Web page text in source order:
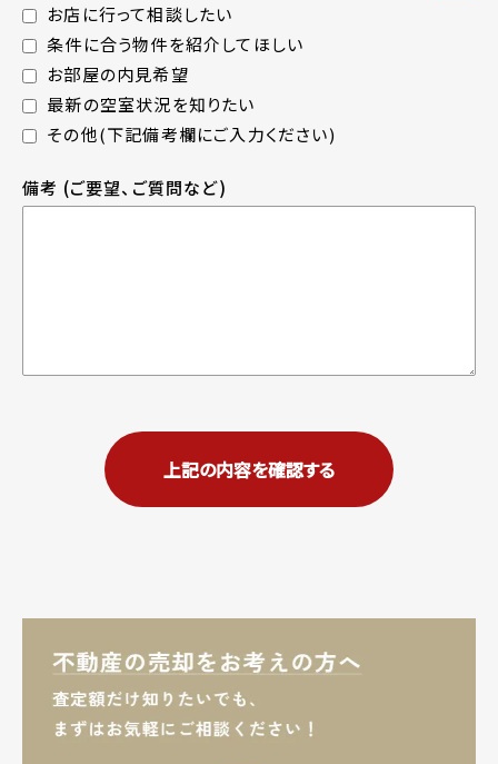
お店に行って相談したい
条件に合う物件を紹介してほしい
お部屋の内見希望
最新の空室状況を知りたい
その他(下記備考欄にご入力ください)
備考 (ご要望、ご質問など)